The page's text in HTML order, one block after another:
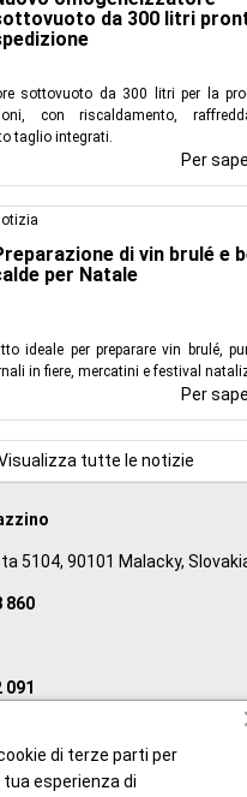
da 300 litri
sottovuoto da 300 litri per la
con riscaldamento,
taglio integrati.
Per
di vin brulé e
per Natale
ideale per preparare vin brulé,
in fiere, mercatini e festival
Per
tutte le notizie
5104, 90101 Malacky,
860
091
di terze parti per
esperienza di